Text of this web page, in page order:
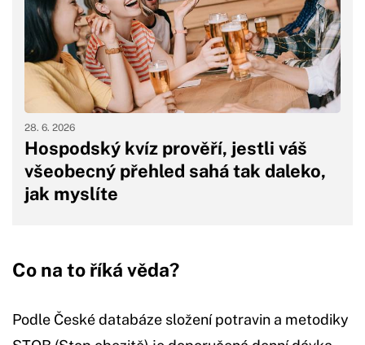
Hospodský kvíz prověří, jestli váš
všeobecný přehled sahá tak daleko,
jak myslíte
28. 6. 2026
Co na to říká věda?
Podle České databáze složení potravin a metodiky